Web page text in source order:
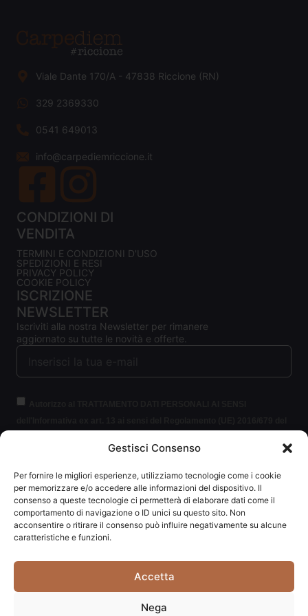
Gestisci Consenso
Per fornire le migliori esperienze, utilizziamo tecnologie come i cookie
per memorizzare e/o accedere alle informazioni del dispositivo. Il
consenso a queste tecnologie ci permetterà di elaborare dati come il
comportamento di navigazione o ID unici su questo sito. Non
acconsentire o ritirare il consenso può influire negativamente su alcune
caratteristiche e funzioni.
Accetta
Nega
Viale Dante 170/A - 47838 Riccione (RN)
329 2369330
0541 649013
info@carpediemriccione.it
CONDIZIONI DI
VENDITA
TERMINI E CONDIZIONI D'USO
SPEDIZIONI E RESI
PRIVACY POLICY
COOKIE POLICY
ISCRIZIONE
NEWSLETTER
Iscriviti alla nostra Newsletter per rimanere
aggiornato su tutte le novità e offerte.
protezione delle persone fisiche con riguardo al trattamento dei dati
personali (per brevità GDPR 2016/679).
Clicca per leggere le
informazioni.
ISCRIVITI ALLA NEWSLETTER
Carpediem di Traversa Monia | P.IVA: 03415840408 | REA: